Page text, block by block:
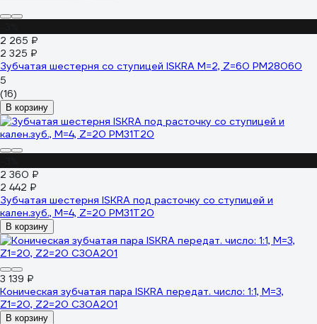
2 265 ₽
2 325 ₽
Зубчатая шестерня со ступицей ISKRA M=2, Z=60 PM28060
5
(16)
В корзину
2 360 ₽
2 442 ₽
Зубчатая шестерня ISKRA под расточку со ступицей и
кален.зуб., М=4, Z=20 PM31T20
В корзину
3 139 ₽
Коническая зубчатая пара ISKRA передат. число: 1:1, M=3,
Z1=20, Z2=20 C30A201
В корзину